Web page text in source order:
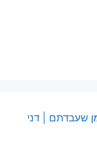
שעבדתם | דני